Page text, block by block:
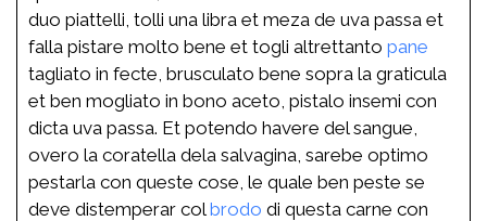
duo piattelli, tolli una libra et meza de uva passa et
falla pistare molto bene et togli altrettanto pane
tagliato in fecte, brusculato bene sopra la graticula
et ben mogliato in bono aceto, pistalo insemi con
dicta uva passa. Et potendo havere del sangue,
overo la coratella dela salvagina, sarebe optimo
pestarla con queste cose, le quale ben peste se
deve distemperar colbrodo di questa carne con